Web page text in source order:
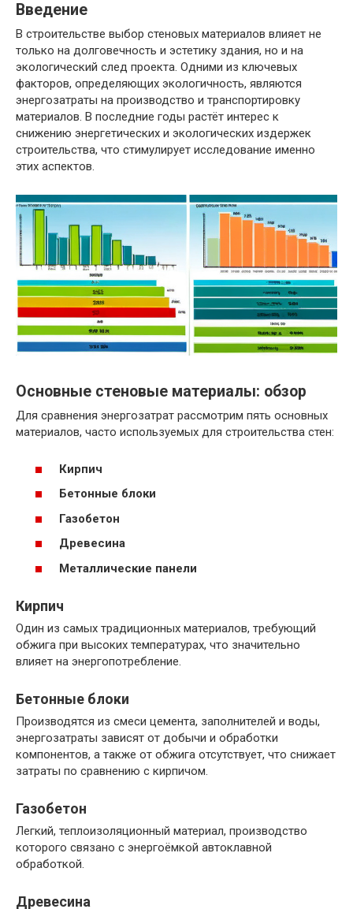
Введение
В строительстве выбор стеновых материалов влияет не
только на долговечность и эстетику здания, но и на
экологический след проекта. Одними из ключевых
факторов, определяющих экологичность, являются
энергозатраты на производство и транспортировку
материалов. В последние годы растёт интерес к
снижению энергетических и экологических издержек
строительства, что стимулирует исследование именно
этих аспектов.
Основные стеновые материалы: обзор
Для сравнения энергозатрат рассмотрим пять основных
материалов, часто используемых для строительства стен:
Кирпич
Бетонные блоки
Газобетон
Древесина
Металлические панели
Кирпич
Один из самых традиционных материалов, требующий
обжига при высоких температурах, что значительно
влияет на энергопотребление.
Бетонные блоки
Производятся из смеси цемента, заполнителей и воды,
энергозатраты зависят от добычи и обработки
компонентов, а также от обжига отсутствует, что снижает
затраты по сравнению с кирпичом.
Газобетон
Легкий, теплоизоляционный материал, производство
которого связано с энергоёмкой автоклавной
обработкой.
Древесина